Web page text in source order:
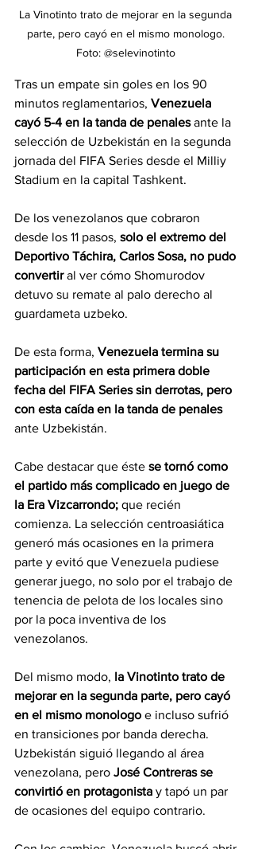
La Vinotinto trato de mejorar en la segunda
parte, pero cayó en el mismo monologo.
Foto: @selevinotinto
Tras un empate sin goles en los 90
minutos reglamentarios, Venezuela
cayó 5-4 en la tanda de penales ante la
selección de Uzbekistán en la segunda
jornada del FIFA Series desde el Milliy
Stadium en la capital Tashkent.
De los venezolanos que cobraron
desde los 11 pasos, solo el extremo del
Deportivo Táchira, Carlos Sosa, no pudo
convertir al ver cómo Shomurodov
detuvo su remate al palo derecho al
guardameta uzbeko.
De esta forma, Venezuela termina su
participación en esta primera doble
fecha del FIFA Series sin derrotas, pero
con esta caída en la tanda de penales
ante Uzbekistán.
Cabe destacar que éste se tornó como
el partido más complicado en juego de
la Era Vizcarrondo; que recién
comienza. La selección centroasiática
generó más ocasiones en la primera
parte y evitó que Venezuela pudiese
generar juego, no solo por el trabajo de
tenencia de pelota de los locales sino
por la poca inventiva de los
venezolanos.
Del mismo modo, la Vinotinto trato de
mejorar en la segunda parte, pero cayó
en el mismo monologo e incluso sufrió
en transiciones por banda derecha.
Uzbekistán siguió llegando al área
venezolana, pero José Contreras se
convirtió en protagonista y tapó un par
de ocasiones del equipo contrario.